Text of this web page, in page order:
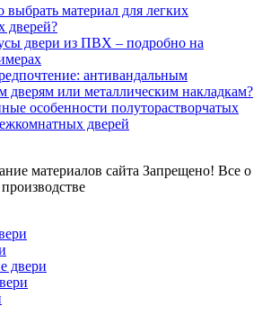
выбрать материал для легких
дверей?
двери из ПВХ – подробно на
антивандальным
дверям или металлическим накладкам?
особенности полуторастворчатых
дверей
материалов сайта Запрещено! Все о
двери